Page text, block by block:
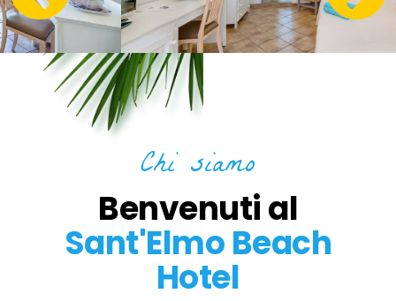
Chi siamo
Benvenuti al
Sant'Elmo Beach
Hotel